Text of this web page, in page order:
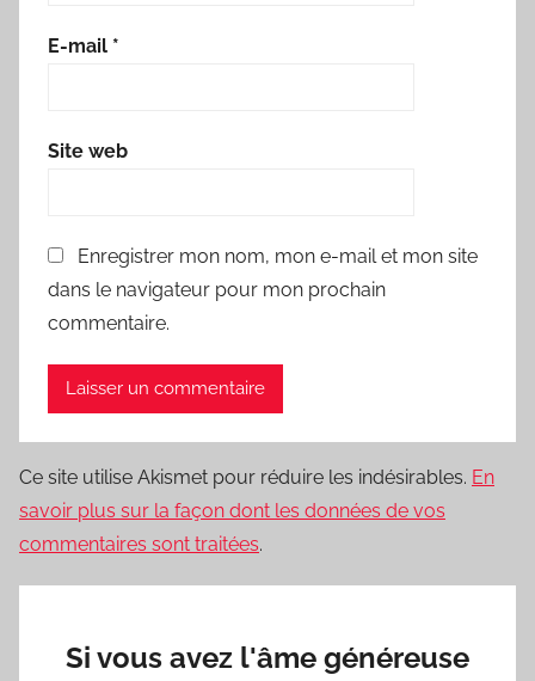
E-mail *
Site web
Enregistrer mon nom, mon e-mail et mon site
dans le navigateur pour mon prochain
commentaire.
Ce site utilise Akismet pour réduire les indésirables. En
savoir plus sur la façon dont les données de vos
commentaires sont traitées.
Si vous avez l'âme généreuse